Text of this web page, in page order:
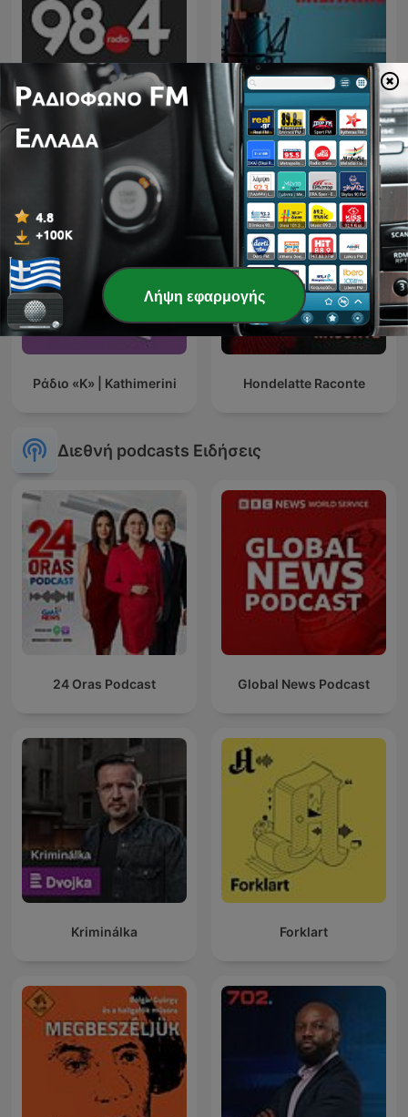
Ράδιο 98.4 Militaire.gr
Ράδιο «Κ» | Kathimerini Hondelatte Raconte
Διεθνή podcasts Ειδήσεις
24 Oras Podcast Global News Podcast
Kriminálka Forklart
Λήψη εφαρμογής